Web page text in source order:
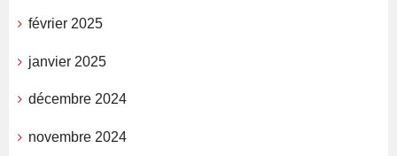
février 2025
janvier 2025
décembre 2024
novembre 2024